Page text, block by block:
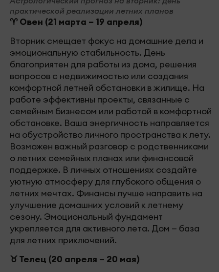
практической реализации летних планов
♈ Овен (21 марта – 19 апреля)
Вторник смещает фокус на домашние дела и
эмоциональную стабильность. День
благоприятен для работы из дома, решения
вопросов с недвижимостью или создания
комфортной летней обстановки в жилище. На
работе эффективны проекты, связанные с
семейным бизнесом или работой в комфортной
обстановке. Ваша энергичность направляется
на обустройство личного пространства к лету.
Возможен важный разговор с родственниками
о летних семейных планах или финансовой
поддержке. В личных отношениях создайте
уютную атмосферу для глубокого общения о
летних мечтах. Финансы лучше направить на
улучшение домашних условий к летнему
сезону. Эмоциональный фундамент
укрепляется для активного лета. Дом — база
для летних приключений.
♉ Телец (20 апреля – 20 мая)